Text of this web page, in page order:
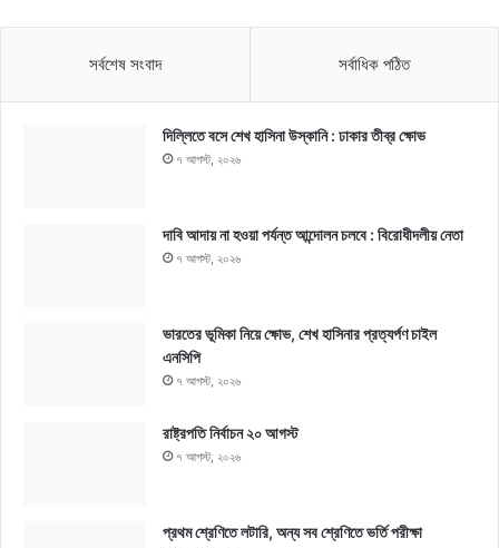
সর্বশেষ সংবাদ সর্বাধিক পঠিত
দিল্লিতে বসে শেখ হাসিনা উস্কানি : ঢাকার তীব্র ক্ষোভ
৭ আগস্ট, ২০২৬
দাবি আদায় না হওয়া পর্যন্ত আন্দোলন চলবে : বিরোধীদলীয় নেতা
৭ আগস্ট, ২০২৬
ভারতের ভূমিকা নিয়ে ক্ষোভ, শেখ হাসিনার প্রত্যর্পণ চাইল
এনসিপি
৭ আগস্ট, ২০২৬
রাষ্ট্রপতি নির্বাচন ২০ আগস্ট
৭ আগস্ট, ২০২৬
প্রথম শ্রেণিতে লটারি, অন্য সব শ্রেণিতে ভর্তি পরীক্ষা